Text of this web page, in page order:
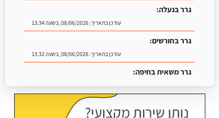
גרר בנעלה:
עודכן בתאריך:08/06/2026, בשעה 13:34
גרר בחורשים:
עודכן בתאריך:08/06/2026, בשעה 13:32
גרר משאית בחיפה:
עודכן בתאריך:25/06/2026, בשעה 13:25